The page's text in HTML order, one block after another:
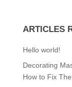
ARTICLES
Hello world!
Decorating
How to Fix